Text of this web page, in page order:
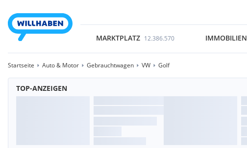
MARKTPLATZ 12.386.570 IMMOBILIEN
Startseite Auto & Motor Gebrauchtwagen VW Golf
TOP-ANZEIGEN